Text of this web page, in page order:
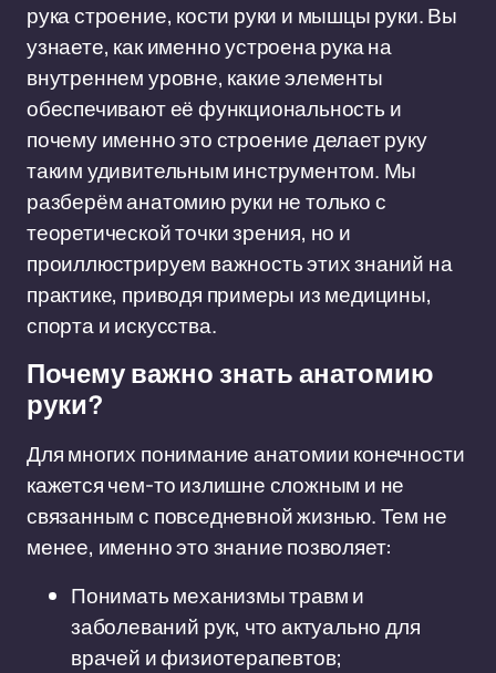
рука строение, кости руки и мышцы руки. Вы
узнаете, как именно устроена рука на
внутреннем уровне, какие элементы
обеспечивают её функциональность и
почему именно это строение делает руку
таким удивительным инструментом. Мы
разберём анатомию руки не только с
теоретической точки зрения, но и
проиллюстрируем важность этих знаний на
практике, приводя примеры из медицины,
спорта и искусства.
Почему важно знать анатомию
руки?
Для многих понимание анатомии конечности
кажется чем-то излишне сложным и не
связанным с повседневной жизнью. Тем не
менее, именно это знание позволяет:
Понимать механизмы травм и
заболеваний рук, что актуально для
врачей и физиотерапевтов;